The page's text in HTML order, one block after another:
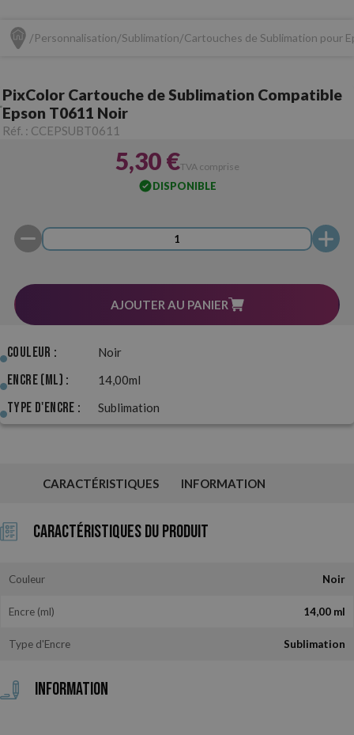
Personnalisation Sublimation Cartouches de Sublimation pour
PixColor Cartouche de Sublimation Compatible
Epson T0611 Noir
Réf. : CCEPSUBT0611
5,30 €TVA comprise
DISPONIBLE
AJOUTER AU PANIER
Couleur : Noir
Encre (ml) : 14,00ml
Type d'Encre : Sublimation
CARACTÉRISTIQUES INFORMATION
Caractéristiques du Produit
Couleur Noir
Encre (ml) 14,00 ml
Type d'Encre Sublimation
Information